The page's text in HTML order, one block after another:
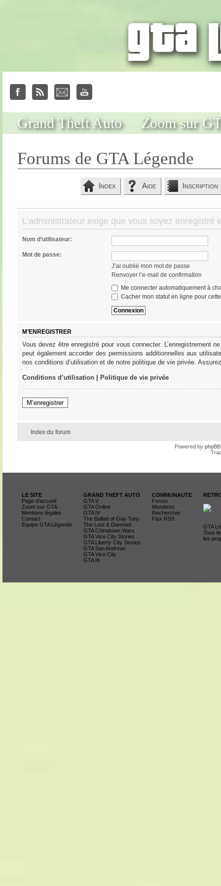
Grand Theft Auto Zoom sur
Forums de GTA Légende
Index Aide Inscription
L’administrateur exige que vous soyez
Nom d’utilisateur:
Mot de passe:
J’ai oublié mon mot de passe
Renvoyer l’e-mail de confirmation
Me connecter automatiquement à
Cacher mon statut en ligne pour
M’ENREGISTRER
Vous devez être enregistré pour vous connecter. L’enregistrement
peut également accorder des permissions additionnelles aux
nos conditions d’utilisation et de notre politique de vie privée.
Conditions d’utilisation| Politique de vie privée
M’enregistrer
Index du forum
Powered by phpBB
LE SITE
Page d'accueil
Zoom sur GTA
Mentions légales
Contact
Equipe GTA Légende
GRAND THEFT AUTO
GTA V
GTA Online
GTA IV
The Ballad of Gay Tony
The Lost & Damned
GTA Chinatown Wars
GTA Vice City Stories
GTA Liberty City Stories
GTA San Andreas
GTA Vice City
GTA III
COMMUNAUTE
Forum
Membres
Rechercher
Flux RSS
GTA
Tous
les